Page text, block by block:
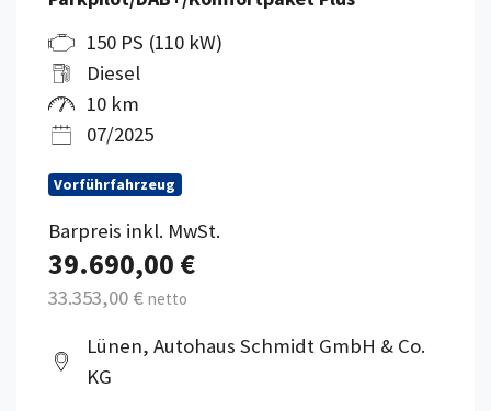
150 PS (110 kW)
Diesel
10 km
07/2025
Vorführfahrzeug
Barpreis inkl. MwSt.
39.690,00 €
33.353,00 € netto
Lünen, Autohaus Schmidt GmbH & Co.
KG